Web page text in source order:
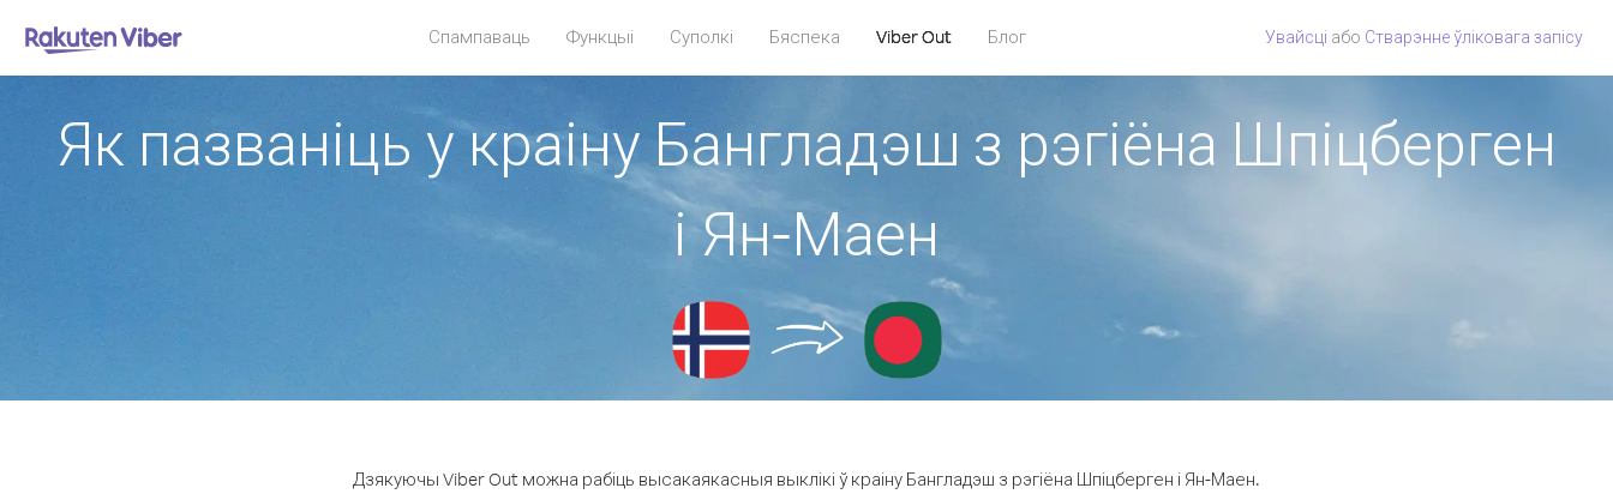
Спампаваць Функцыі Суполкі Бяспека Viber Out Блог Увайсці або Стварэнне ўліковага запісу
Як пазваніць у краіну Бангладэш з рэгіёна Шпіцберген
і Ян-Маен
Дзякуючы Viber Out можна рабіць высакаякасныя выклікі ў краіну Бангладэш з рэгіёна Шпіцберген і Ян-Маен.